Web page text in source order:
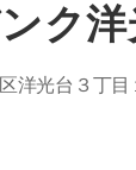
ク
洋光台３丁目